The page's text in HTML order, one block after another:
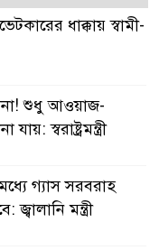
ধাক্কায় স্বামী-
শুধু আওয়াজ-
স্বরাষ্ট্রমন্ত্রী
গ্যাস সরবরাহ
জ্বালানি মন্ত্রী